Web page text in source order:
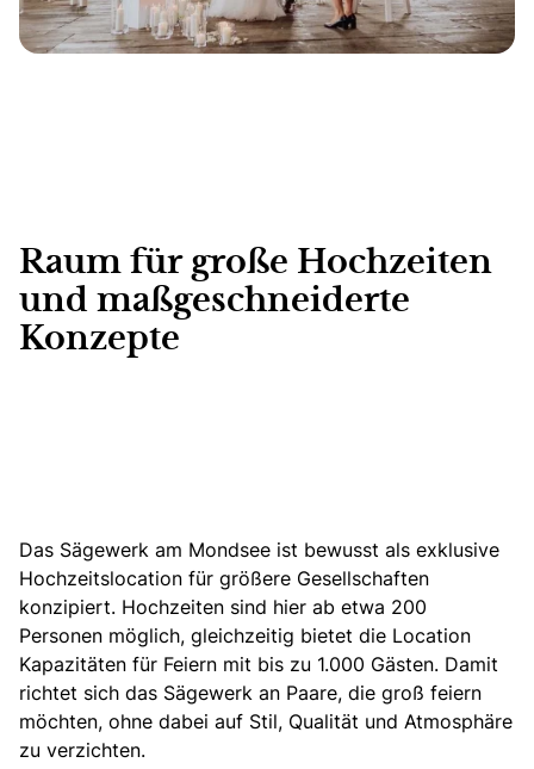
Raum für große Hochzeiten
und maßgeschneiderte
Konzepte
Das Sägewerk am Mondsee ist bewusst als exklusive
Hochzeitslocation für größere Gesellschaften
konzipiert. Hochzeiten sind hier ab etwa 200
Personen möglich, gleichzeitig bietet die Location
Kapazitäten für Feiern mit bis zu 1.000 Gästen. Damit
richtet sich das Sägewerk an Paare, die groß feiern
möchten, ohne dabei auf Stil, Qualität und Atmosphäre
zu verzichten.